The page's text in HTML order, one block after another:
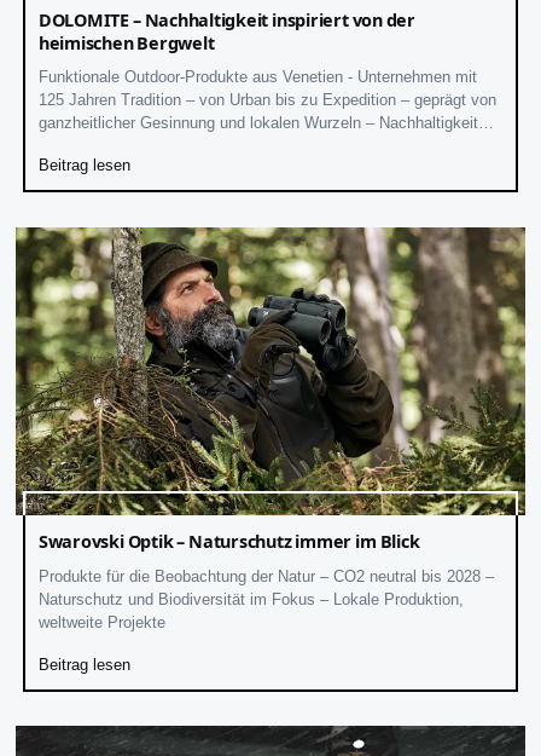
DOLOMITE – Nachhaltigkeit inspiriert von der
heimischen Bergwelt
Funktionale Outdoor-Produkte aus Venetien - Unternehmen mit
125 Jahren Tradition – von Urban bis zu Expedition – geprägt von
ganzheitlicher Gesinnung und lokalen Wurzeln – Nachhaltigkeit
Beitrag lesen
Swarovski Optik – Naturschutz immer im Blick
Produkte für die Beobachtung der Natur – CO2 neutral bis 2028 –
Naturschutz und Biodiversität im Fokus – Lokale Produktion,
weltweite Projekte
Beitrag lesen